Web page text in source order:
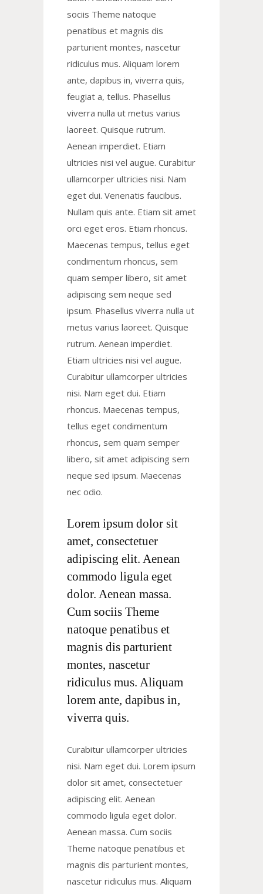
sociis Theme natoque
penatibus et magnis dis
parturient montes, nascetur
ridiculus mus. Aliquam lorem
ante, dapibus in, viverra quis,
feugiat a, tellus. Phasellus
viverra nulla ut metus varius
laoreet. Quisque rutrum.
Aenean imperdiet. Etiam
ultricies nisi vel augue. Curabitur
ullamcorper ultricies nisi. Nam
eget dui. Venenatis faucibus.
Nullam quis ante. Etiam sit amet
orci eget eros. Etiam rhoncus.
Maecenas tempus, tellus eget
condimentum rhoncus, sem
quam semper libero, sit amet
adipiscing sem neque sed
ipsum. Phasellus viverra nulla ut
metus varius laoreet. Quisque
rutrum. Aenean imperdiet.
Etiam ultricies nisi vel augue.
Curabitur ullamcorper ultricies
nisi. Nam eget dui. Etiam
rhoncus. Maecenas tempus,
tellus eget condimentum
rhoncus, sem quam semper
libero, sit amet adipiscing sem
neque sed ipsum. Maecenas
nec odio.
Lorem ipsum dolor sit
amet, consectetuer
adipiscing elit. Aenean
commodo ligula eget
dolor. Aenean massa.
Cum sociis Theme
natoque penatibus et
magnis dis parturient
montes, nascetur
ridiculus mus. Aliquam
lorem ante, dapibus in,
viverra quis.
Curabitur ullamcorper ultricies
nisi. Nam eget dui. Lorem ipsum
dolor sit amet, consectetuer
adipiscing elit. Aenean
commodo ligula eget dolor.
Aenean massa. Cum sociis
Theme natoque penatibus et
magnis dis parturient montes,
nascetur ridiculus mus. Aliquam